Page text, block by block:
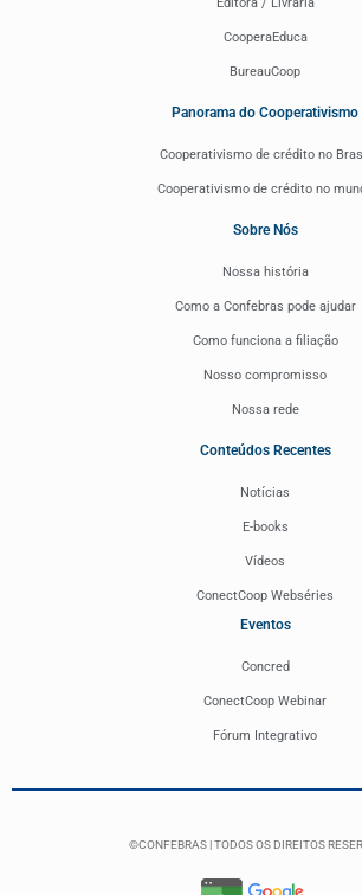
CooperaEduca
BureauCoop
Panorama do Cooperativismo
Cooperativismo de crédito no
Cooperativismo de crédito no
Sobre Nós
Nossa história
Como a Confebras pode ajudar
Como funciona a filiação
Nosso compromisso
Nossa rede
Conteúdos Recentes
Notícias
E-books
Vídeos
ConectCoop Webséries
Eventos
Concred
ConectCoop Webinar
Fórum Integrativo
©CONFEBRAS | TODOS OS DIREITOS